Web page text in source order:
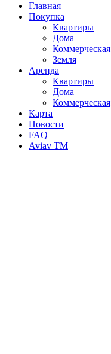
Главная
Покупка
Квартиры
Дома
Коммерческая
Земля
Аренда
Квартиры
Дома
Коммерческая
Карта
Новости
FAQ
Aviav TM